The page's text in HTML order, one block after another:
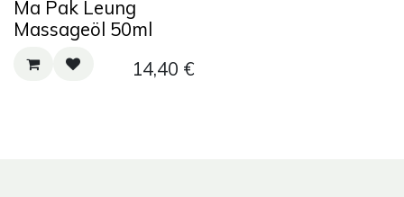
Ma Pak Leung
Massageöl 50ml
14,40 €